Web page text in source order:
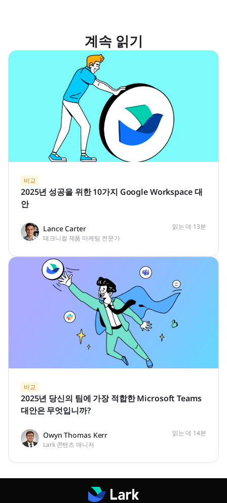
계속 읽기
비교
2025년 성공을 위한 10가지 Google Workspace 대
안
Lance Carter
테크니컬 제품 마케팅 전문가
읽는 데 13분
비교
2025년 당신의 팀에 가장 적합한 Microsoft Teams
대안은 무엇입니까?
Owyn Thomas Kerr
Lark 콘텐츠 매니저
읽는 데 14분